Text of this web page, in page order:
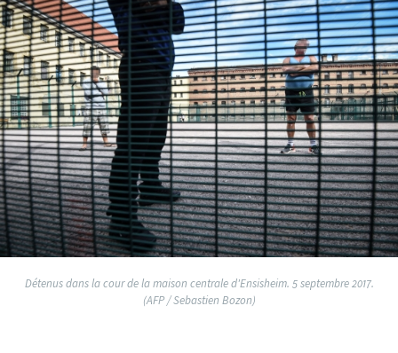
Détenus dans la cour de la maison centrale d'Ensisheim. 5 septembre 2017.
(AFP / Sebastien Bozon)